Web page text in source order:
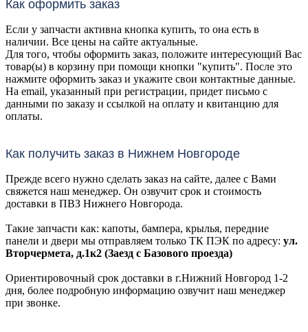
Как оформить заказ
Если у запчасти активна кнопка купить, то она есть в
наличии. Все цены на сайте актуальные.
Для того, чтобы оформить заказ, положите интересующий Вас
товар(ы) в корзину при помощи кнопки "купить". После это
нажмите оформить заказ и укажите свои контактные данные.
На email, указанный при регистрации, придет письмо с
данными по заказу и ссылкой на оплату и квитанцию для
оплаты.
Как получить заказ в Нижнем Новгороде
Прежде всего нужно сделать заказ на сайте, далее с Вами
свяжется наш менеджер. Он озвучит срок и стоимость
доставки в ПВЗ Нижнего Новгорода.
Такие запчасти как: капоты, бампера, крылья, передние
панели и двери мы отправляем только ТК ПЭК по адресу: ул.
Вторчермета, д.1к2 (Заезд с Базового проезда)
Ориентировочный срок доставки в г.Нижний Новгород 1-2
дня, более подробную информацию озвучит наш менеджер
при звонке.